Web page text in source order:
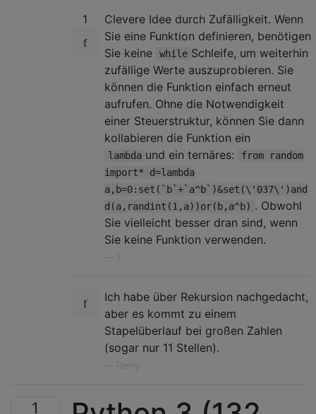
1
Clevere Idee durch Zufälligkeit. Wenn
Sie eine Funktion definieren, benötigen
Sie keine
while Schleife, um weiterhin
zufällige Werte auszuprobieren. Sie
können die Funktion einfach erneut
aufrufen. Ohne die Notwendigkeit
einer Steuerstruktur, können Sie dann
kollabieren die Funktion ein
lambda und ein ternäres:
from random
import* d=lambda
a,b=0:set(`b`+`a^b`)&set(\'037\')and
d(a,randint(1,a))or(b,a^b) . Obwohl
Sie vielleicht besser dran sind, wenn
Sie keine Funktion verwenden.
7.
Ich habe über Rekursion nachgedacht,
aber es kommt zu einem
Stapelüberlauf bei großen Zahlen
(sogar nur 11 Stellen).
Remy
1